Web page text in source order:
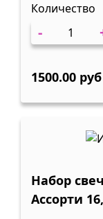
Количество
-
1500.00 руб
Набор
Ассорти